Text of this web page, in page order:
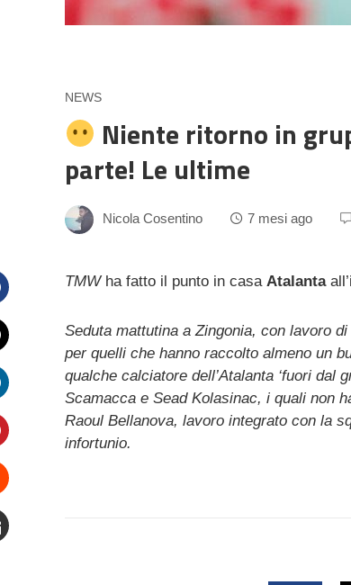
NEWS
Niente ritorno in
parte! Le ultime
Nicola Cosentino 7 mesi ago
TMWha fatto il punto in casa Atalanta
Seduta mattutina a Zingonia, con lavoro
per quelli che hanno raccolto almeno un
qualche calciatore dell’Atalanta ‘fuori dal
Scamacca e Sead Kolasinac, i quali non
Raoul Bellanova, lavoro integrato con la
infortunio.